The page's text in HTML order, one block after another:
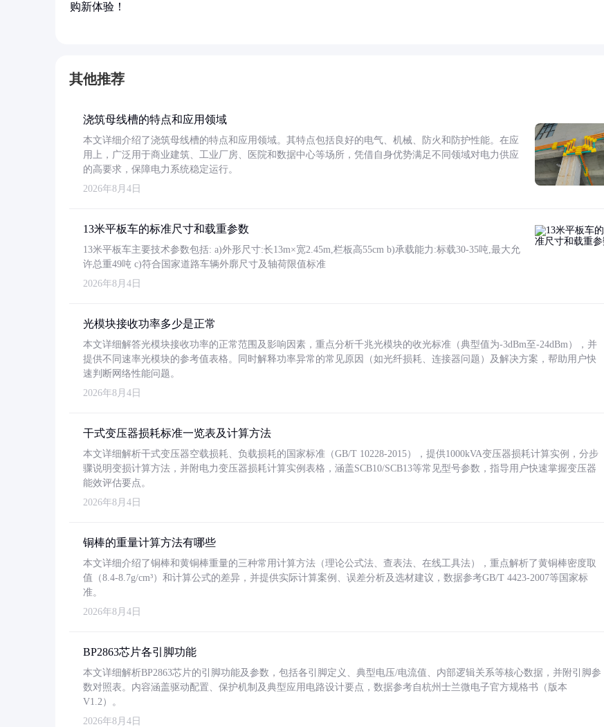
购新体验！
其他推荐
浇筑母线槽的特点和应用领域
本文详细介绍了浇筑母线槽的特点和应用领域。其特点包括良好的电气、机械、防火和防护性能。在应
用上，广泛用于商业建筑、工业厂房、医院和数据中心等场所，凭借自身优势满足不同领域对电力供应
的高要求，保障电力系统稳定运行。
2026年8月4日
13米平板车的标准尺寸和载重参数
13米平板车主要技术参数包括: a)外形尺寸:长13m×宽2.45m,栏板高55cm b)承载能力:标载30-35吨,最大允
许总重49吨 c)符合国家道路车辆外廓尺寸及轴荷限值标准
2026年8月4日
光模块接收功率多少是正常
本文详细解答光模块接收功率的正常范围及影响因素，重点分析千兆光模块的收光标准（典型值为-3dBm至-24dBm），并
提供不同速率光模块的参考值表格。同时解释功率异常的常见原因（如光纤损耗、连接器问题）及解决方案，帮助用户快
速判断网络性能问题。
2026年8月4日
干式变压器损耗标准一览表及计算方法
本文详细解析干式变压器空载损耗、负载损耗的国家标准（GB/T 10228-2015），提供1000kVA变压器损耗计算实例，分步
骤说明变损计算方法，并附电力变压器损耗计算实例表格，涵盖SCB10/SCB13等常见型号参数，指导用户快速掌握变压器
能效评估要点。
2026年8月4日
铜棒的重量计算方法有哪些
本文详细介绍了铜棒和黄铜棒重量的三种常用计算方法（理论公式法、查表法、在线工具法），重点解析了黄铜棒密度取
值（8.4-8.7g/cm³）和计算公式的差异，并提供实际计算案例、误差分析及选材建议，数据参考GB/T 4423-2007等国家标
准。
2026年8月4日
BP2863芯片各引脚功能
本文详细解析BP2863芯片的引脚功能及参数，包括各引脚定义、典型电压/电流值、内部逻辑关系等核心数据，并附引脚参
数对照表。内容涵盖驱动配置、保护机制及典型应用电路设计要点，数据参考自杭州士兰微电子官方规格书（版本
V1.2）。
2026年8月4日